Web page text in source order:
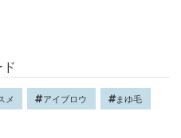
メ アイブロウ まゆ毛